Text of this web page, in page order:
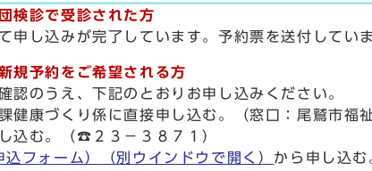
検診で受診された方
申し込みが完了しています。予約票を送付してい
規予約をご希望される方
認のうえ、下記のとおりお申し込みください。
健康づくり係に直接申し込む。（窓口：尾鷲市福
込む。（☎２３－３８７１）
フォーム） （別ウインドウで開く） から申し込む